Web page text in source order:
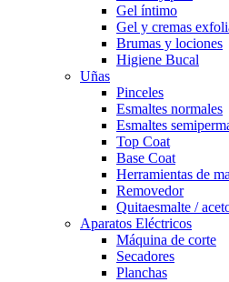
Gel íntimo
Gel y cremas
Brumas y lociones
Higiene Bucal
Uñas
Pinceles
Esmaltes normales
Esmaltes
Top Coat
Base Coat
Herramientas de
Removedor
Quitaesmalte /
Aparatos Eléctricos
Máquina de corte
Secadores
Planchas